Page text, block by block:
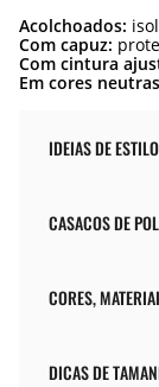
Acolchoados:
Com capuz:
Com cintura
Em cores
IDEIAS DE
CASACOS DE
CORES,
DICAS DE